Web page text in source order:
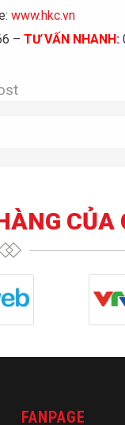
www.hkc.vn
– TƯ VẤN NHANH:
CỦA
FANPAGE